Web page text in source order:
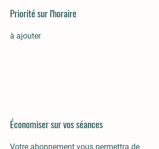
Priorité sur l'horaire
à ajouter
Économiser sur vos séances
Votre abonnement vous permettra de